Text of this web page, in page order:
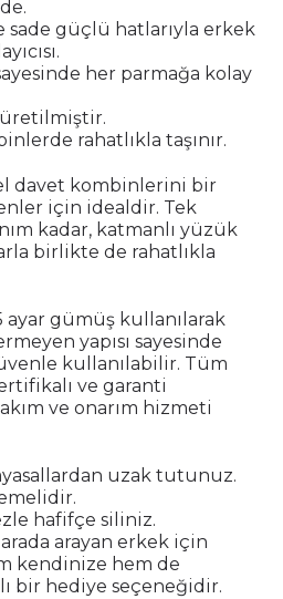
sade güçlü hatlarıyla erkek
her parmağa kolay
rahatlıkla taşınır.
davet kombinlerini bir
için idealdir. Tek
kadar, katmanlı yüzük
birlikte de rahatlıkla
ayar gümüş kullanılarak
yapısı sayesinde
kullanılabilir. Tüm
ve garanti
ve onarım hizmeti
uzak tutunuz.
hafifçe siliniz.
arayan erkek için
kendinize hem de
bir hediye seçeneğidir.